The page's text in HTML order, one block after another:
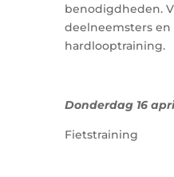
benodigdheden.
deelneemsters
hardlooptraining.
Donderdag 16
Fietstraining